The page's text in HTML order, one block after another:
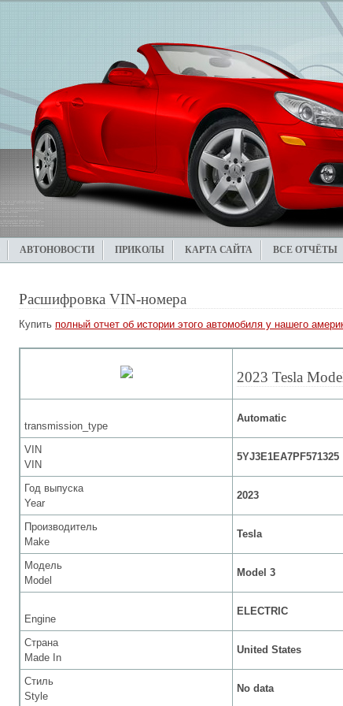
АВТОНОВОСТИ ПРИКОЛЫ КАРТА САЙТА ВСЕ ОТЧЁТЫ
Расшифровка VIN-номера
Купить полный отчет об истории этого автомобиля у нашего
2023 Tesla
transmission_type
Automatic
VIN
VIN
5YJ3E1EA7PF571325
Год выпуска
Year
2023
Производитель
Make
Tesla
Модель
Model
Model 3
Engine
ELECTRIC
Страна
Made In
United States
Стиль
Style
No data